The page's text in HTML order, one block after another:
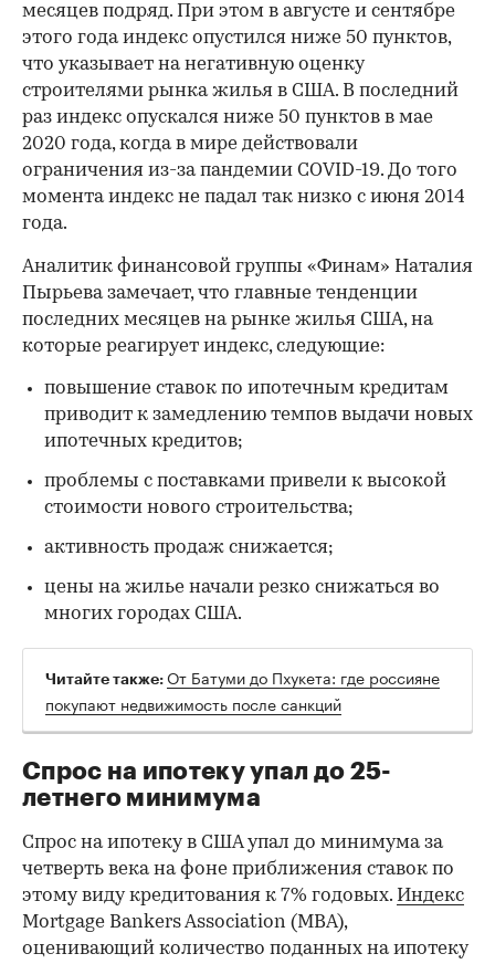
месяцев подряд. При этом в августе и сентябре
этого года индекс опустился ниже 50 пунктов,
что указывает на негативную оценку
строителями рынка жилья в США. В последний
раз индекс опускался ниже 50 пунктов в мае
2020 года, когда в мире действовали
ограничения из-за пандемии CОVID-19. До того
момента индекс не падал так низко с июня 2014
года.
00:00 / 00:00
Аналитик финансовой группы «Финам» Наталия
Пырьева замечает, что главные тенденции
последних месяцев на рынке жилья США, на
которые реагирует индекс, следующие:
повышение ставок по ипотечным кредитам
приводит к замедлению темпов выдачи новых
ипотечных кредитов;
проблемы с поставками привели к высокой
стоимости нового строительства;
активность продаж снижается;
цены на жилье начали резко снижаться во
многих городах США.
Читайте также: От Батуми до Пхукета: где россияне
покупают недвижимость после санкций
Спрос на ипотеку упал до 25-
летнего минимума
Спрос на ипотеку в США упал до минимума за
четверть века на фоне приближения ставок по
этому виду кредитования к 7% годовых. Индекс
Mortgage Bankers Association (MBA),
оценивающий количество поданных на ипотеку